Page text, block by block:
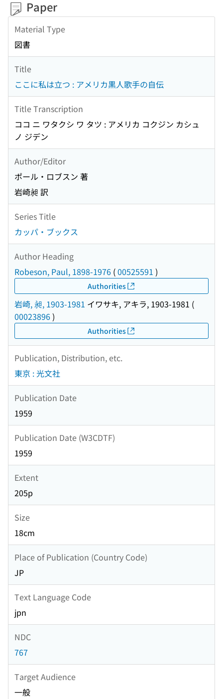
Paper
Material Type
図書
Title
ここに私は立つ : アメリカ黒人歌手の自伝
Title Transcription
ココ ニ ワタクシ ワ タツ : アメリカ コクジン カシュ
ノ ジデン
Author/Editor
ポール・ロブスン 著
岩崎昶 訳
Series Title
カッパ・ブックス
Author Heading
Robeson, Paul, 1898-1976 (00525591 )
Authorities
岩崎, 昶, 1903-1981 イワサキ, アキラ, 1903-1981 (
00023896)
Authorities
Publication, Distribution, etc.
東京 : 光文社
Publication Date
1959
Publication Date (W3CDTF)
1959
Extent
205p
Size
18cm
Place of Publication (Country Code)
JP
Text Language Code
jpn
NDC
767
Target Audience
一般